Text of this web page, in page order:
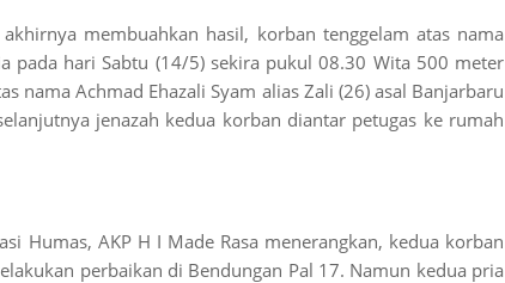
membuahkan hasil, korban tenggelam atas nama
pada hari Sabtu (14/5) sekira pukul 08.30 Wita 500 meter
nama Achmad Ehazali Syam alias Zali (26) asal Banjarbaru
jenazah kedua korban diantar petugas ke rumah
Humas, AKP H I Made Rasa menerangkan, kedua korban
perbaikan di Bendungan Pal 17. Namun kedua pria